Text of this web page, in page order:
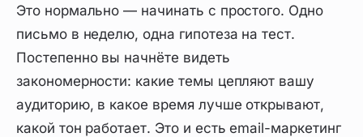
Это нормально — начинать с простого. Одно
письмо в неделю, одна гипотеза на тест.
Постепенно вы начнёте видеть
закономерности: какие темы цепляют вашу
аудиторию, в какое время лучше открывают,
какой тон работает. Это и есть email-маркетинг